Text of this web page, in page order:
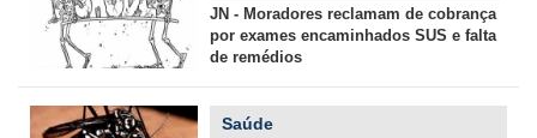
JN - Moradores reclamam de cobrança
por exames encaminhados SUS e falta
de remédios
Saúde